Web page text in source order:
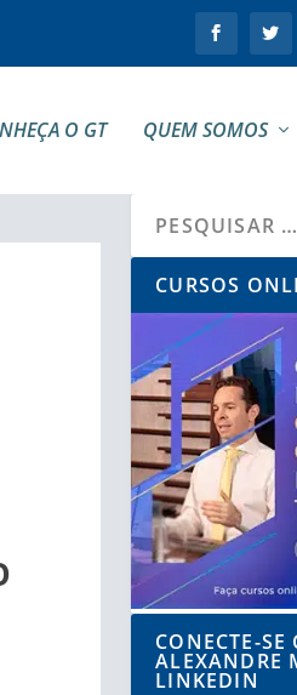
O GT QUEM SOMOS
CURSOS
CONECTE-
ALEXANDRE
LINKEDIN